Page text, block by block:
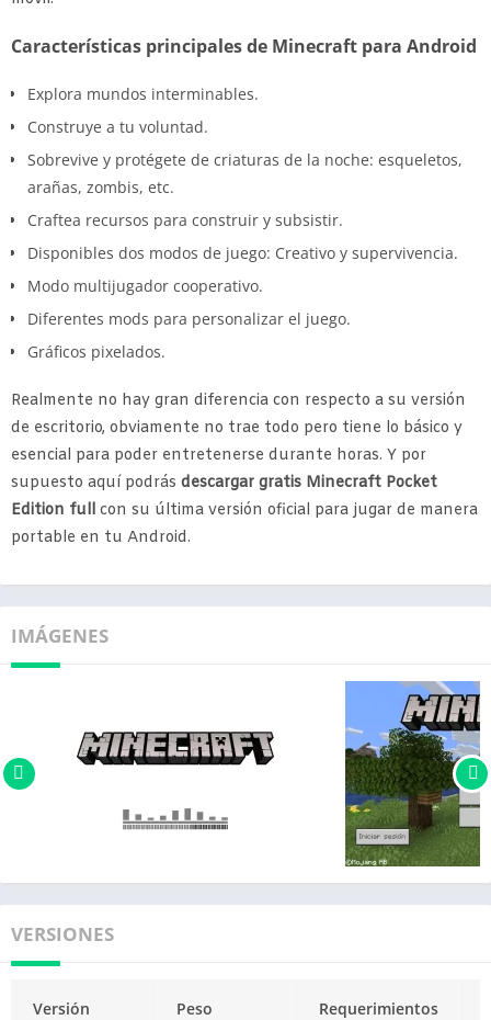
Características principales de Minecraft para Android
Explora mundos interminables.
Construye a tu voluntad.
Sobrevive y protégete de criaturas de la noche: esqueletos,
arañas, zombis, etc.
Craftea recursos para construir y subsistir.
Disponibles dos modos de juego: Creativo y supervivencia.
Modo multijugador cooperativo.
Diferentes mods para personalizar el juego.
Gráficos pixelados.
Realmente no hay gran diferencia con respecto a su versión
de escritorio, obviamente no trae todo pero tiene lo básico y
esencial para poder entretenerse durante horas. Y por
supuesto aquí podrás descargar gratis Minecraft Pocket
Edition full con su última versión oficial para jugar de manera
portable en tu Android.
IMÁGENES
VERSIONES
Versión Peso Requerimientos